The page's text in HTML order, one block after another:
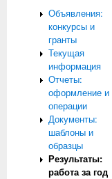
Объявления:
конкурсы и
гранты
Текущая
информация
Отчеты:
оформление и
операции
Документы:
шаблоны и
образцы
Результаты:
работа за год